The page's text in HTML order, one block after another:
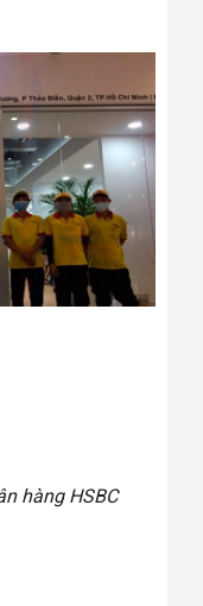
hàng HSBC